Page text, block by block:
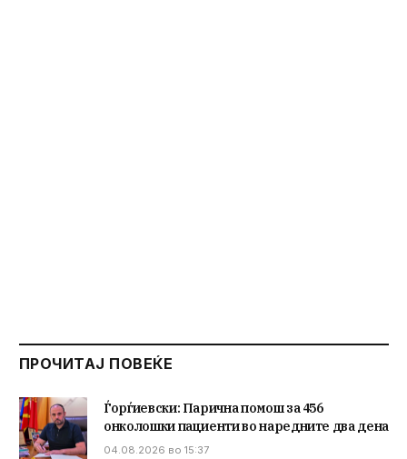
ПРОЧИТАЈ ПОВЕЌЕ
Ѓорѓиевски: Парична помош за 456
онколошки пациенти во наредните два дена
04.08.2026 во 15:37